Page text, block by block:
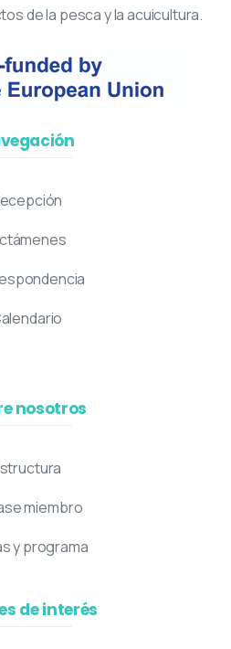
de la pesca y la acuicultura.
nosotros
miembro
y programa
de interés